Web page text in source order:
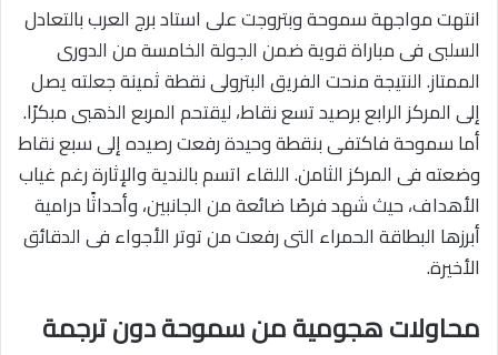
انتهت مواجهة سموحة وبتروجت على استاد برج العرب بالتعادل
السلبى فى مباراة قوية ضمن الجولة الخامسة من الدورى
الممتاز. النتيجة منحت الفريق البترولى نقطة ثمينة جعلته يصل
إلى المركز الرابع برصيد تسع نقاط، ليقتحم المربع الذهبى مبكرًا.
أما سموحة فاكتفى بنقطة وحيدة رفعت رصيده إلى سبع نقاط
وضعته فى المركز الثامن. اللقاء اتسم بالندية والإثارة رغم غياب
الأهداف، حيث شهد فرصًا ضائعة من الجانبين، وأحداثًا درامية
أبرزها البطاقة الحمراء التى رفعت من توتر الأجواء فى الدقائق
الأخيرة.
محاولات هجومية من سموحة دون ترجمة